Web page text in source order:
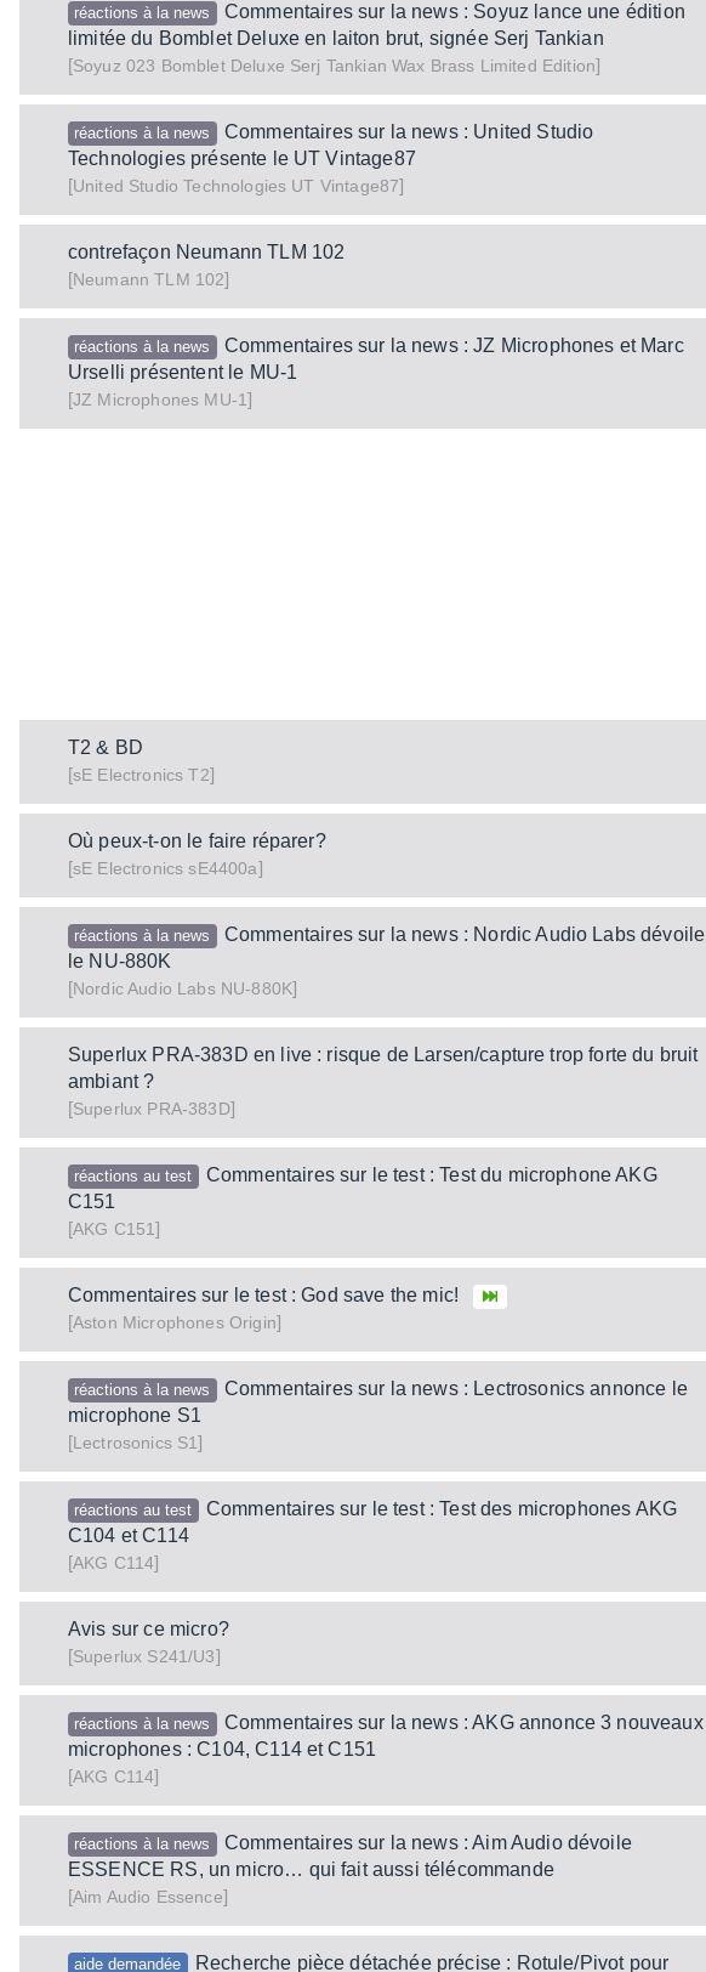
réactions à la news
Commentaires sur la news : Soyuz lance une édition
limitée du Bomblet Deluxe en laiton brut, signée Serj Tankian
[Soyuz 023 Bomblet Deluxe Serj Tankian Wax Brass Limited Edition]
réactions à la news
Commentaires sur la news : United Studio
Technologies présente le UT Vintage87
[United Studio Technologies UT Vintage87]
contrefaçon Neumann TLM 102
[Neumann TLM 102]
réactions à la news
Commentaires sur la news : JZ Microphones et Marc
Urselli présentent le MU-1
[JZ Microphones MU-1]
T2 & BD
[sE Electronics T2]
Où peux-t-on le faire réparer?
[sE Electronics sE4400a]
réactions à la news
Commentaires sur la news : Nordic Audio Labs dévoile
le NU-880K
[Nordic Audio LabsNU-880K]
Superlux PRA-383D en live : risque de Larsen/capture trop forte du bruit
ambiant ?
[Superlux PRA-383D]
réactions au test
Commentaires sur le test : Test du microphone AKG
C151
[AKG C151]
Commentaires sur le test : God save the mic!
[Aston MicrophonesOrigin]
réactions à la news
Commentaires sur la news : Lectrosonics annonce le
microphone S1
[LectrosonicsS1]
réactions au test
Commentaires sur le test : Test des microphones AKG
C104 et C114
[AKG C114]
Avis sur ce micro?
[Superlux S241/U3]
réactions à la news
Commentaires sur la news : AKG annonce 3 nouveaux
microphones : C104, C114 et C151
[AKG C114]
réactions à la news
Commentaires sur la news : Aim Audio dévoile
ESSENCE RS, un micro… qui fait aussi télécommande
[Aim Audio Essence]
aide demandée
Recherche pièce détachée précise : Rotule/Pivot pour